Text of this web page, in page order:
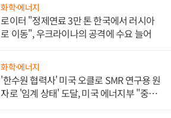
화학·에너지
로이터 "정제연료 3만 톤 한국에서 러시아
로 이동", 우크라이나의 공격에 수요 늘어
화학·에너지
'한수원 협력사' 미국 오클로 SMR 연구용 원
자로 '임계 상태' 도달, 미국 에너지부 "중요